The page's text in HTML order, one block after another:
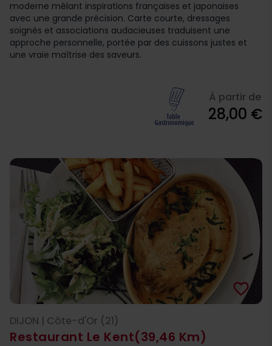
moderne mêlant inspirations françaises et japonaises
avec une grande précision. Carte courte, dressages
soignés et associations audacieuses traduisent une
approche personnelle, portée par des cuissons justes et
une vraie maîtrise des saveurs.
À partir de
28,00 €
Restaurant Le Kent(39,46 Km)
favorite_border
DIJON | Côte-d'Or (21)